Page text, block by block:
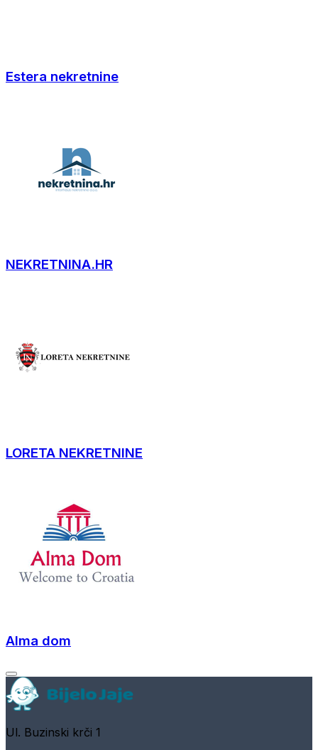
Estera nekretnine
NEKRETNINA.HR
LORETA NEKRETNINE
Alma dom
Ul. Buzinski krči 1